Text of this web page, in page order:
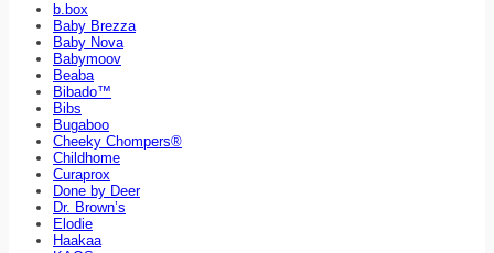
b.box
Baby Brezza
Baby Nova
Babymoov
Beaba
Bibado™
Bibs
Bugaboo
Cheeky Chompers®
Childhome
Curaprox
Done by Deer
Dr. Brown’s
Elodie
Haakaa